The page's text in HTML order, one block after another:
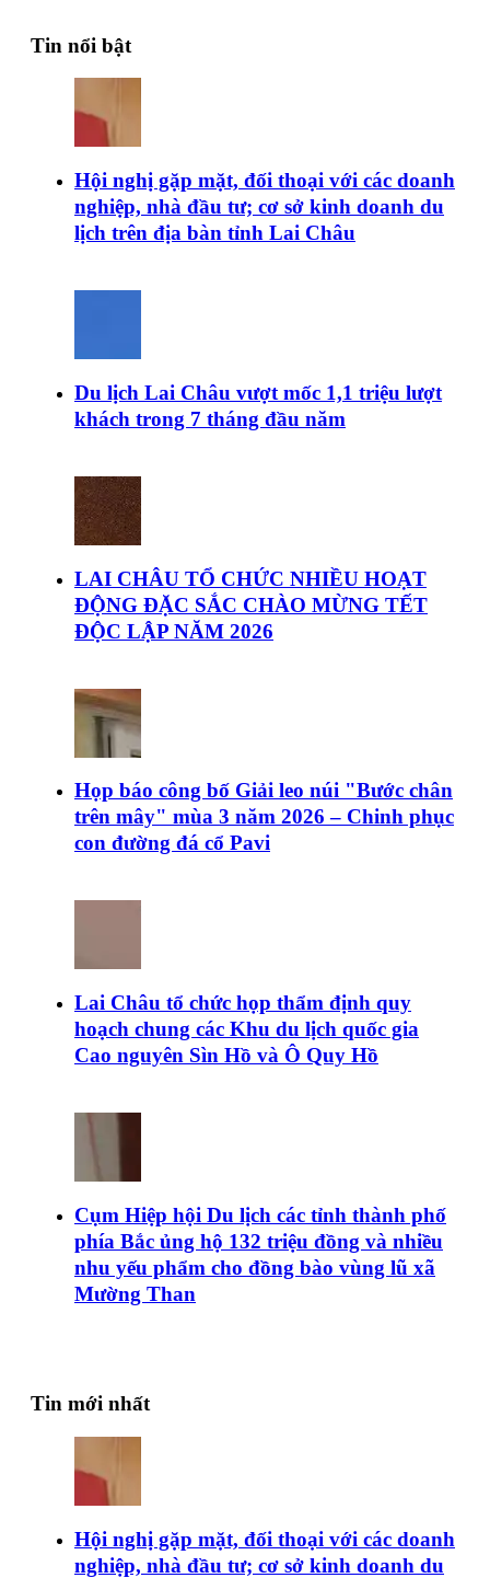
Tin nổi bật
Hội nghị gặp mặt, đối thoại với các doanh
nghiệp, nhà đầu tư; cơ sở kinh doanh du
lịch trên địa bàn tỉnh Lai Châu
Du lịch Lai Châu vượt mốc 1,1 triệu lượt
khách trong 7 tháng đầu năm
LAI CHÂU TỔ CHỨC NHIỀU HOẠT
ĐỘNG ĐẶC SẮC CHÀO MỪNG TẾT
ĐỘC LẬP NĂM 2026
Họp báo công bố Giải leo núi "Bước chân
trên mây" mùa 3 năm 2026 – Chinh phục
con đường đá cổ Pavi
Lai Châu tổ chức họp thẩm định quy
hoạch chung các Khu du lịch quốc gia
Cao nguyên Sìn Hồ và Ô Quy Hồ
Cụm Hiệp hội Du lịch các tỉnh thành phố
phía Bắc ủng hộ 132 triệu đồng và nhiều
nhu yếu phẩm cho đồng bào vùng lũ xã
Mường Than
Tin mới nhất
Hội nghị gặp mặt, đối thoại với các doanh
nghiệp, nhà đầu tư; cơ sở kinh doanh du